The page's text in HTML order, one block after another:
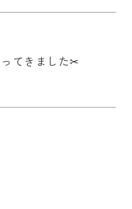
てきました✂︎